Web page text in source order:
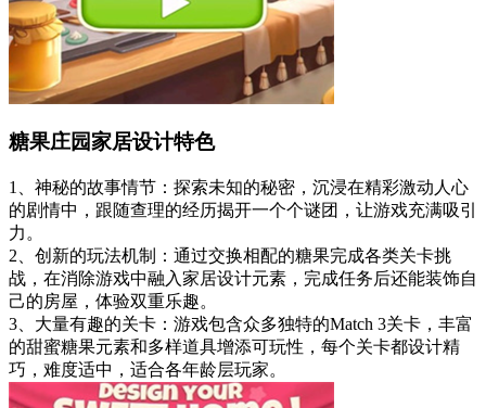
糖果庄园家居设计特色
1、神秘的故事情节：探索未知的秘密，沉浸在精彩激动人心
的剧情中，跟随查理的经历揭开一个个谜团，让游戏充满吸引
力。
2、创新的玩法机制：通过交换相配的糖果完成各类关卡挑
战，在消除游戏中融入家居设计元素，完成任务后还能装饰自
己的房屋，体验双重乐趣。
3、大量有趣的关卡：游戏包含众多独特的Match 3关卡，丰富
的甜蜜糖果元素和多样道具增添可玩性，每个关卡都设计精
巧，难度适中，适合各年龄层玩家。